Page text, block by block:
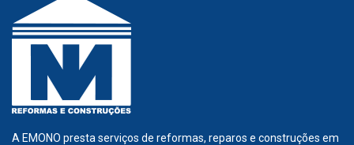
A EMONO presta serviços de reformas, reparos e construções em